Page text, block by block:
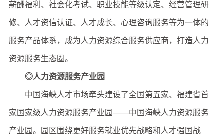
薪酬福利、社会化考试、职业技能等级认定、经营管理研
修、人才资信认证、人才成长、心理咨询服务等为一体的
服务产品体系，成为人力资源综合服务供应商，打造人力
资源服务生态圈。
◎人力资源服务产业园
中国海峡人才市场牵头建设了全国第五家、福建省首
家国家级人力资源服务产业园——中国海峡人力资源服务
产业园。园区围绕更好服务就业优先战略和人才强国战